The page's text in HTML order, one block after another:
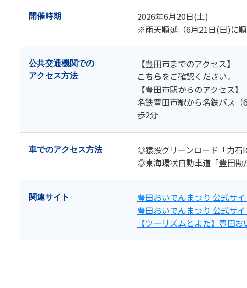
開催時期
2026年6月20日(土)
※雨天順延（6月21日(日)に順
公共交通機関での
アクセス方法
【豊田市までのアクセス】
こちらをご確認ください。
【豊田市駅からのアクセス】
名鉄豊田市駅から名鉄バス
歩2分
車でのアクセス方法
◎猿投グリーンロード「力石
◎東海環状自動車道「豊田勘
関連サイト
豊田おいでんまつり 公式サイ
豊田おいでんまつり 公式サ
【ツーリズムとよた】豊田